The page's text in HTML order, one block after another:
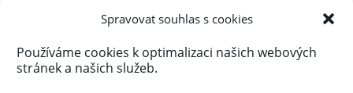
Spravovat souhlas s cookies
Používáme cookies k optimalizaci našich webových
stránek a našich služeb.